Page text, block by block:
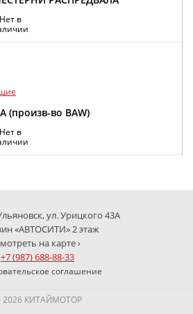
Нет в
во BAW)
Нет в
ул. Урицкого 43А
«АВТОСИТИ» 2 этаж
на карте ›
+7 (987) 688-88-33
соглашение
2026 КИТАЙМОТОР